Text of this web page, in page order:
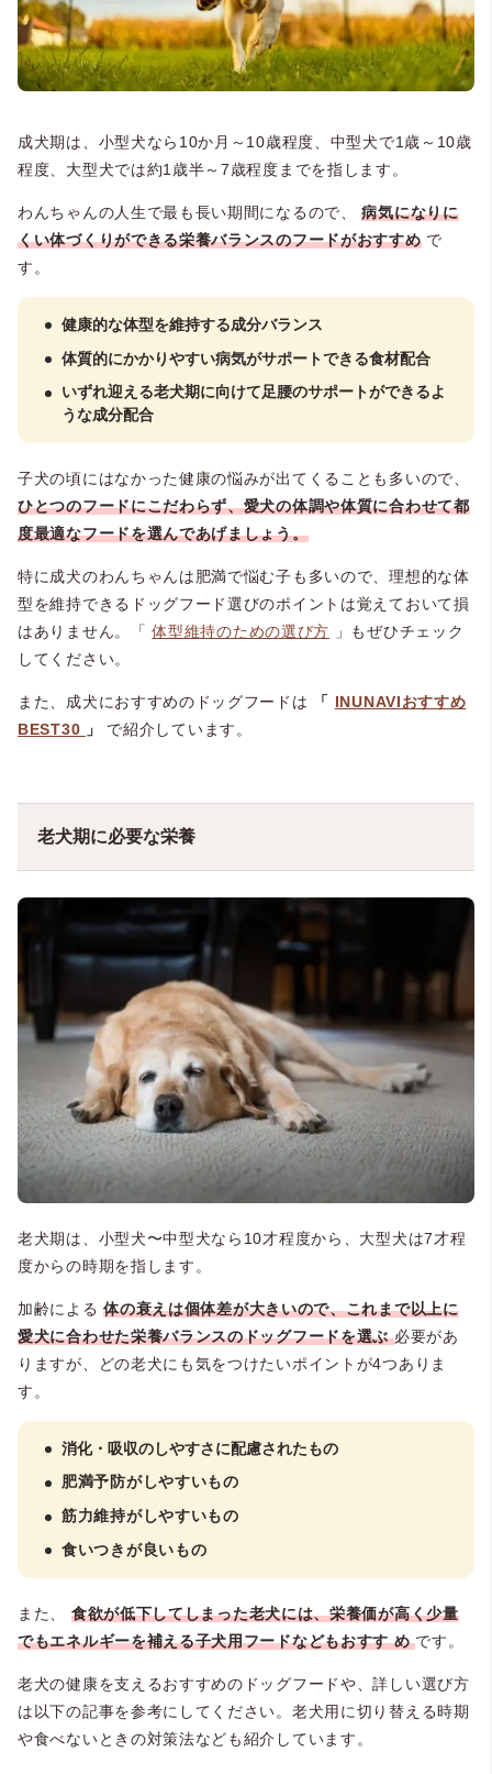
成犬期は、小型犬なら10か月～10歳程度、中型犬で1歳～10歳
程度、大型犬では約1歳半～7歳程度までを指します。
わんちゃんの人生で最も長い期間になるので、病気になりに
くい体づくりができる栄養バランスのフードがおすすめで
す。
健康的な体型を維持する成分バランス
体質的にかかりやすい病気がサポートできる食材配合
いずれ迎える老犬期に向けて足腰のサポートができるよ
うな成分配合
子犬の頃にはなかった健康の悩みが出てくることも多いので、
ひとつのフードにこだわらず、愛犬の体調や体質に合わせて都
度最適なフードを選んであげましょう。
特に成犬のわんちゃんは肥満で悩む子も多いので、理想的な体
型を維持できるドッグフード選びのポイントは覚えておいて損
はありません。「体型維持のための選び方 」もぜひチェック
してください。
また、成犬におすすめのドッグフードは 「 INUNAVIおすすめ
BEST30
」 で紹介しています。
老犬期に必要な栄養
老犬期は、小型犬〜中型犬なら10才程度から、大型犬は7才程
度からの時期を指します。
加齢による体の衰えは個体差が大きいので、これまで以上に
愛犬に合わせた栄養バランスのドッグフードを選ぶ 必要があ
りますが、どの老犬にも気をつけたいポイントが4つありま
す。
消化・吸収のしやすさに配慮されたもの
肥満予防がしやすいもの
筋力維持がしやすいもの
食いつきが良いもの
また、 食欲が低下してしまった老犬には、栄養価が高く少量
でもエネルギーを補える子犬用フードなどもおすす め です。
老犬の健康を支えるおすすめのドッグフードや、詳しい選び方
は以下の記事を参考にしてください。老犬用に切り替える時期
や食べないときの対策法なども紹介しています。